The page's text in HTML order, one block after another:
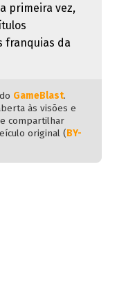
primeira vez,
franquias da
GameBlast.
às visões e
compartilhar
original (BY-